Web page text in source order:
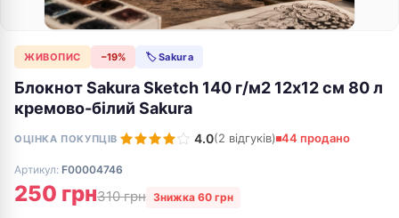
ЖИВОПИС −19% 🏷 Sakura
Блокнот Sakura Sketch 140 г/м2 12х12 см 80 л
кремово-білий Sakura
ОЦІНКА ПОКУПЦІВ 4.0(2 відгуків) 44 продано
Артикул: F00004746
250 грн310 грн Знижка 60 грн